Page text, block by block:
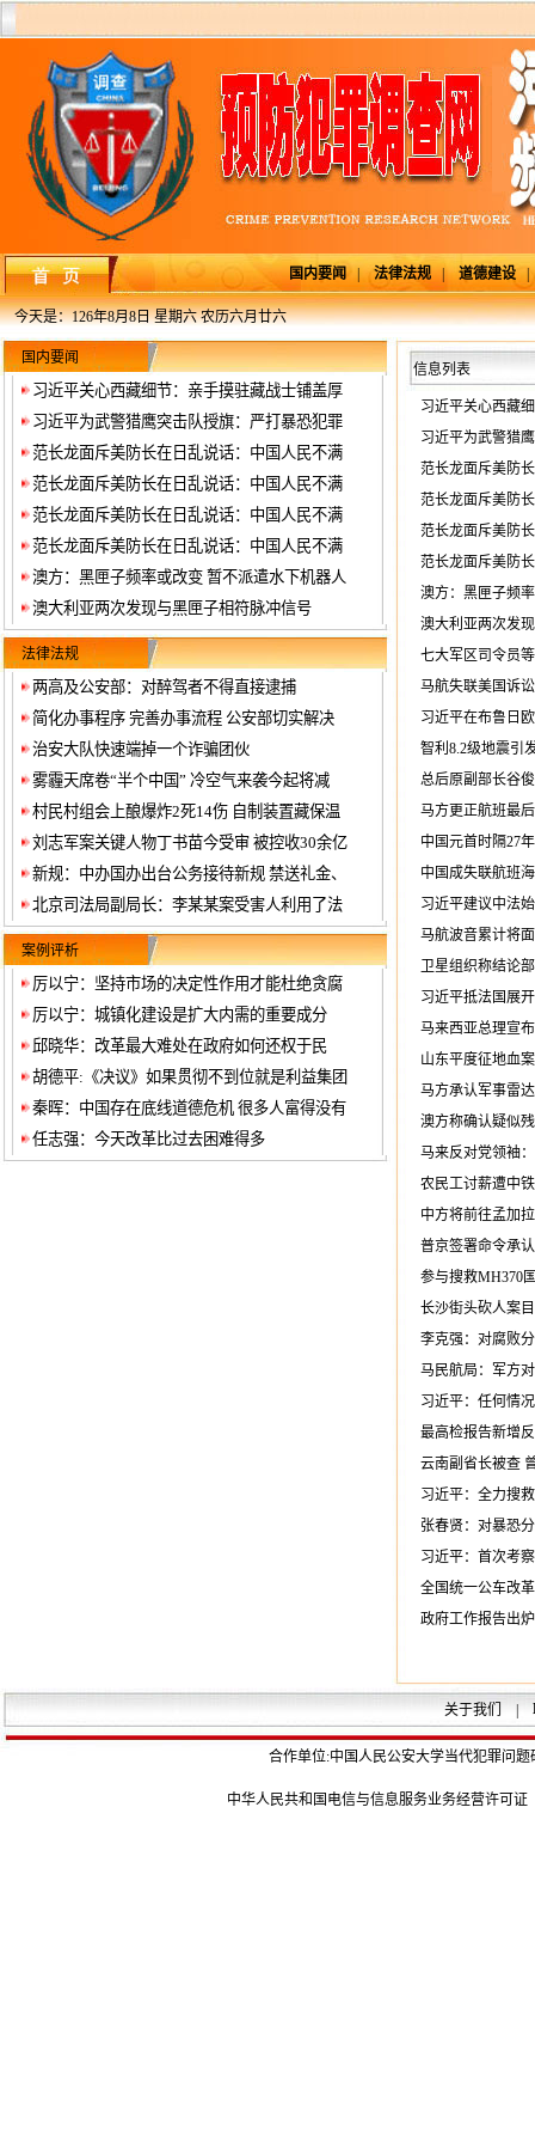
国内要闻|法律法规|道德建设
今天是：126年8月8日 星期六 农历六月廿六
国内要闻
习近平关心西藏细节：亲手摸驻藏战士铺盖厚
习近平为武警猎鹰突击队授旗：严打暴恐犯罪
范长龙面斥美防长在日乱说话：中国人民不满
范长龙面斥美防长在日乱说话：中国人民不满
范长龙面斥美防长在日乱说话：中国人民不满
范长龙面斥美防长在日乱说话：中国人民不满
澳方：黑匣子频率或改变 暂不派遣水下机器人
澳大利亚两次发现与黑匣子相符脉冲信号
法律法规
两高及公安部：对醉驾者不得直接逮捕
简化办事程序 完善办事流程 公安部切实解决
治安大队快速端掉一个诈骗团伙
雾霾天席卷“半个中国” 冷空气来袭今起将减
村民村组会上酿爆炸2死14伤 自制装置藏保温
刘志军案关键人物丁书苗今受审 被控收30余亿
新规：中办国办出台公务接待新规 禁送礼金、
北京司法局副局长：李某某案受害人利用了法
案例评析
厉以宁：坚持市场的决定性作用才能杜绝贪腐
厉以宁：城镇化建设是扩大内需的重要成分
邱晓华：改革最大难处在政府如何还权于民
胡德平:《决议》如果贯彻不到位就是利益集团
秦晖：中国存在底线道德危机 很多人富得没有
任志强：今天改革比过去困难得多
信息列表
习近平关心西藏
习近平为武警猎
范长龙面斥美防
范长龙面斥美防
范长龙面斥美防
范长龙面斥美防
澳方：黑匣子频
澳大利亚两次发
七大军区司令员
马航失联美国诉
习近平在布鲁日
智利8.2级地震引
总后原副部长谷
马方更正航班最
中国元首时隔27
中国成失联航班
习近平建议中法
马航波音累计将
卫星组织称结论
习近平抵法国展
马来西亚总理宣
山东平度征地血
马方承认军事雷
澳方称确认疑似
马来反对党领袖
农民工讨薪遭中
中方将前往孟加
普京签署命令承
参与搜救MH370
长沙街头砍人案
李克强：对腐败
马民航局：军方
习近平：任何情
最高检报告新增
云南副省长被查
习近平：全力搜
张春贤：对暴恐
习近平：首次考
全国统一公车改
政府工作报告出
关于我们
合作单位:中国人民公安大学当代犯罪问
中华人民共和国电信与信息服务业务经营许可证